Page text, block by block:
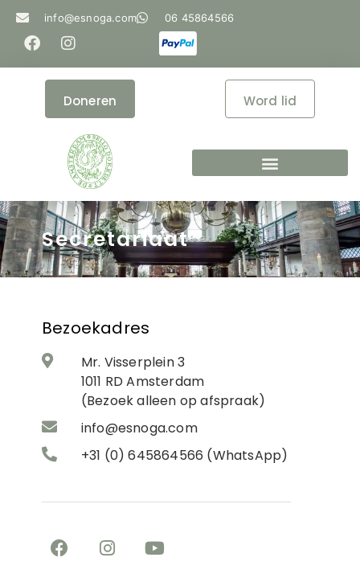
info@esnoga.com 06 45864566
Word lid
Doneren
Secretariaat
Bezoekadres
Mr. Visserplein 3
1011 RD Amsterdam
(Bezoek alleen op afspraak)
info@esnoga.com
+31 (0) 645864566 (WhatsApp)